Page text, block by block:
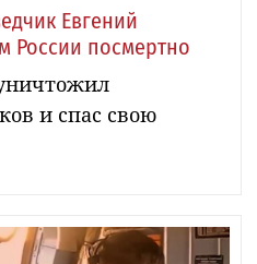
Евгений
России посмертно
и спас свою